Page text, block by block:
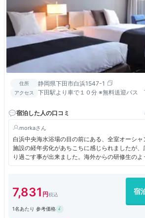
住所 静岡県下田市白浜1547-1
アクセス
下田駅より車で１０分 ※無料送迎バス 下田駅発3:00P.M.と
宿泊した人の口コミ
morka
白浜中央海水浴場の目の前にある、全室オーシャ
施設の経年劣化があちこちに感じられましたが、
り過ごす事が出来ました。海外からの研修生のよ
いましたが、とても熱心に対応されているのが
があって助かりました。翌朝の朝食バイキングは
とても美味しかったです。ホテルのすぐ近くには
ので、観光におススメです。
7,831 宿
1名あたり 参考価格